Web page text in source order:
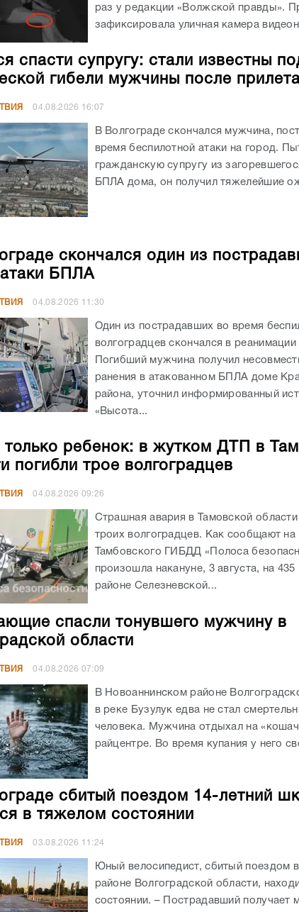
раз у редакции «Волжской правды».
зафиксировала уличная камера
спасти супругу: стали известны
гибели мужчины после
04.08.2026 16:07
В Волгограде скончался мужчина,
время беспилотной атаки на город.
гражданскую супругу из
БПЛА дома, он получил тяжелейшие
скончался один из
БПЛА
04.08.2026 11:30
Один из пострадавших во время
волгоградцев скончался в
Погибший мужчина получил
ранения в атакованном БПЛА доме
района, уточнил информированный
«Высота...
ребенок: в жутком ДТП в
погибли трое волгоградцев
04.08.2026 09:26
Страшная авария в Тамовской
троих волгоградцев. Как сообщают на
Тамбовского ГИБДД «Полоса
произошла накануне, 3 августа, на
районе Селезневской...
спасли тонувшего мужчину в
области
04.08.2026 07:09
В Новоаннинском районе
в реке Бузулук едва не стал
человека. Мужчина отдыхал на
райцентре. Во время купания у него
сбитый поездом 14-летний
в тяжелом состоянии
03.08.2026 11:24
Юный велосипедист, сбитый поездом
районе Волгоградской области,
состоянии. – Пострадавший получает